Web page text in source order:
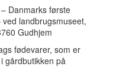
Danmarks første
landbrugsmuseet,
Gudhjem
fødevarer, som er
gårdbutikken på